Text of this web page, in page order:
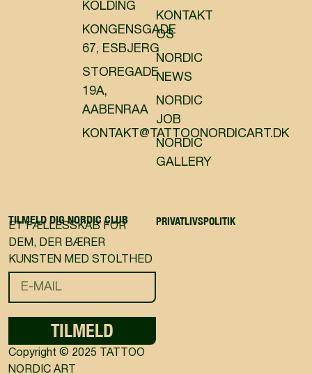
KOLDING
KONGENSGADE
67, ESBJERG
STOREGADE
19A,
AABENRAA
KONTAKT@TATTOONORDICART.DK
KONTAKT
OS
NORDIC
NEWS
NORDIC
JOB
NORDIC
GALLERY
TILMELD DIG NORDIC CLUB
ET FÆLLESSKAB FOR
DEM, DER BÆRER
KUNSTEN MED STOLTHED
TILMELD
Copyright © 2025 TATTOO
NORDIC ART
PRIVATLIVSPOLITIK